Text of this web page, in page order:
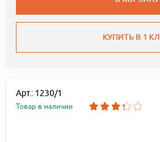
КУПИТЬ В 1
Арт.: 1230/1
Товар в наличии